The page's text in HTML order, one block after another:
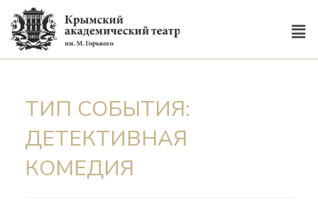
ТИП СОБЫТИЯ:
ДЕТЕКТИВНАЯ
КОМЕДИЯ